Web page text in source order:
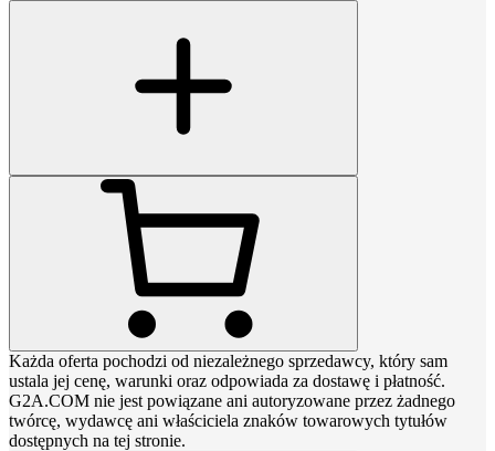
Każda oferta pochodzi od niezależnego sprzedawcy, który sam
ustala jej cenę, warunki oraz odpowiada za dostawę i płatność.
G2A.COM nie jest powiązane ani autoryzowane przez żadnego
twórcę, wydawcę ani właściciela znaków towarowych tytułów
dostępnych na tej stronie.